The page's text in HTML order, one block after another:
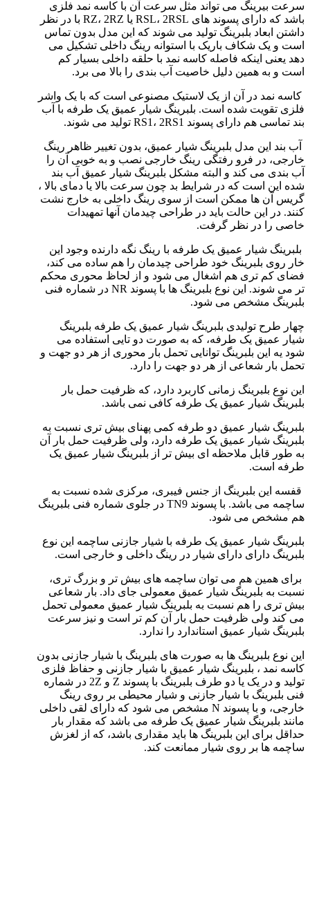
سرعت بیرینگ می تواند مثل سرعت آن با کاسه نمد فلزی
باشد که دارای پسوند های RSL، 2RSL یا RZ، 2RZ با در نظر
داشتن ابعاد بلبرینگ تولید می شوند که این مدل بدون تماس
است و یک شکاف باریک با استوانه رینگ داخلی تشکیل می
دهد یعنی اینکه فاصله کاسه نمد با حلقه داخلی بسیار کم
است و به همین دلیل خاصیت آب بندی را بالا می برد.
کاسه نمد در آن از یک لاستیک مصنوعی است که با یک واشر
فلزی تقویت شده است. بلبرینگ شیار عمیق یک طرفه با آب
بند تماسی هم دارای پسوند RS1، 2RS1 تولید می شوند.
آب بند این مدل بلبرینگ شیار عمیق، بدون تغییر ظاهر رینگ
خارجی، در فرو رفتگی رینگ خارجی نصب و به خوبی آن را
آب بندی می کند و البته مشکل بلبرینگ شیار عمیق آب بند
شده این است که در شرایط بد چون سرعت بالا یا دمای بالا ،
گریس آن ها ممکن است از سوی رینگ داخلی به خارج نشت
کنند. در این حالت باید در طراحی چیدمان آنها تمهیدات
خاصی را در نظر گرفت.
بلبرینگ شیار عمیق یک طرفه با رینگ نگه دارنده وجود این
خار روی بلبرینگ خود طراحی چیدمان را هم ساده می کند،
فضای کم تری هم اشغال می شود و از لحاظ محوری محکم
تر می شوند. این نوع بلبرینگ ها با پسوند NR در شماره فنی
بلبرینگ مشخص می شود.
چهار طرح تولیدی بلبرینگ شیار عمیق یک طرفه بلبرینگ
شیار عمیق یک طرفه، که به صورت دو تایی استفاده می
شود یه این بلبرینگ توانایی تحمل بار محوری از هر دو جهت و
تحمل بار شعاعی از هر دو جهت را دارد.
این نوع بلبرینگ زمانی کاربرد دارد، که ظرفیت حمل بار
بلبرینگ شیار عمیق یک طرفه کافی نمی باشد.
بلبرینگ شیار عمیق دو طرفه کمی پهنای بیش تری نسبت به
بلبرینگ شیار عمیق یک طرفه دارد، ولی ظرفیت حمل بار آن
به طور قابل ملاحظه ای بیش تر از بلبرینگ شیار عمیق یک
طرفه است.
قفسه این بلبرینگ از جنس فیبری، مرکزی شده نسبت به
ساچمه می باشد. با پسوند TN9 در جلوی شماره فنی بلبرینگ
هم مشخص می شود.
بلبرینگ شیار عمیق یک طرفه با شیار جازنی ساچمه این نوع
بلبرینگ دارای دارای شیار در رینگ داخلی و خارجی است.
برای همین هم می توان ساچمه های بیش تر و بزرگ تری،
نسبت به بلبرینگ شیار عمیق معمولی جای داد. بار شعاعی
بیش تری را هم نسبت به بلبرینگ شیار عمیق معمولی تحمل
می کند ولی ظرفیت حمل بار آن کم تر است و نیز سرعت
بلبرینگ شیار عمیق استاندارد را ندارد.
این نوع بلبرینگ ها به صورت های بلبرینگ با شیار جازنی بدون
کاسه نمد ، بلبرینگ شیار عمیق با شیار جازنی و حفاظ فلزی
تولید و در یک یا دو طرف بلبرینگ با پسوند Z و 2Z در شماره
فنی بلبرینگ با شیار جازنی و شیار محیطی بر روی رینگ
خارجی، و با پسوند N مشخص می شود که دارای لقی داخلی
مانند بلبرینگ شیار عمیق یک طرفه می باشد که مقدار بار
حداقل برای این بلبرینگ ها باید مقداری باشد، که از لغزش
ساچمه ها بر روی شیار ممانعت کند.